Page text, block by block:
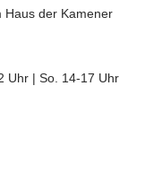
Haus der Kamener
Uhr | So. 14-17 Uhr